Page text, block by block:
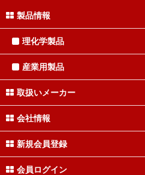
製品情報
理化学製品
産業用製品
取扱いメーカー
会社情報
新規会員登録
会員ログイン